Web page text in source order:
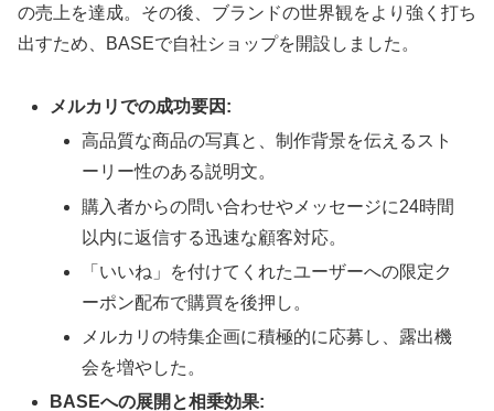
の売上を達成。その後、ブランドの世界観をより強く打ち
出すため、BASEで自社ショップを開設しました。
メルカリでの成功要因:
高品質な商品の写真と、制作背景を伝えるスト
ーリー性のある説明文。
購入者からの問い合わせやメッセージに24時間
以内に返信する迅速な顧客対応。
「いいね」を付けてくれたユーザーへの限定ク
ーポン配布で購買を後押し。
メルカリの特集企画に積極的に応募し、露出機
会を増やした。
BASEへの展開と相乗効果: